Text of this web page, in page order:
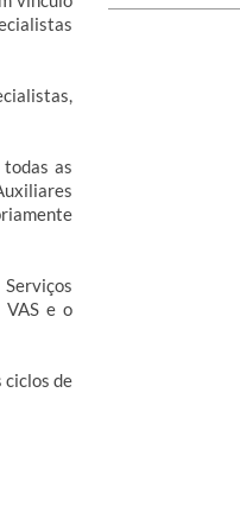
as
VAS e o
ciclos de